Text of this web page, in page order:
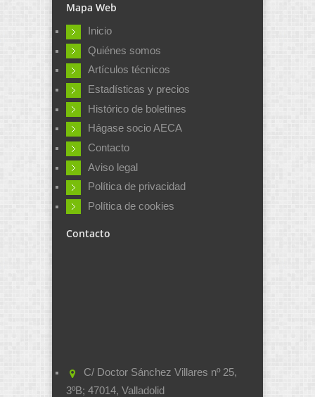
Mapa Web
Inicio
Quiénes somos
Artículos técnicos
Estadísticas y precios
Histórico de boletines
Hágase socio AECA
Contacto
Aviso legal
Política de privacidad
Política de cookies
Contacto
C/ Doctor Sánchez Villares nº 25,
3ºB; 47014, Valladolid